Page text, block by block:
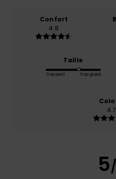
Confort
4.8
Taille
Trop petit Trop grand
4.7
5